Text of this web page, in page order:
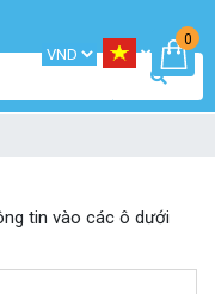
0
tin vào các ô dưới